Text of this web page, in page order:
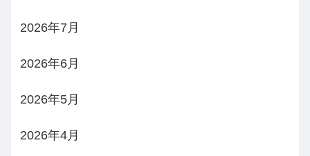
2026年7月
2026年6月
2026年5月
2026年4月